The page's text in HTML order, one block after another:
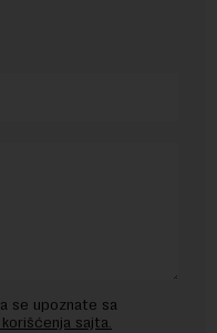
se upoznate sa
sajta.